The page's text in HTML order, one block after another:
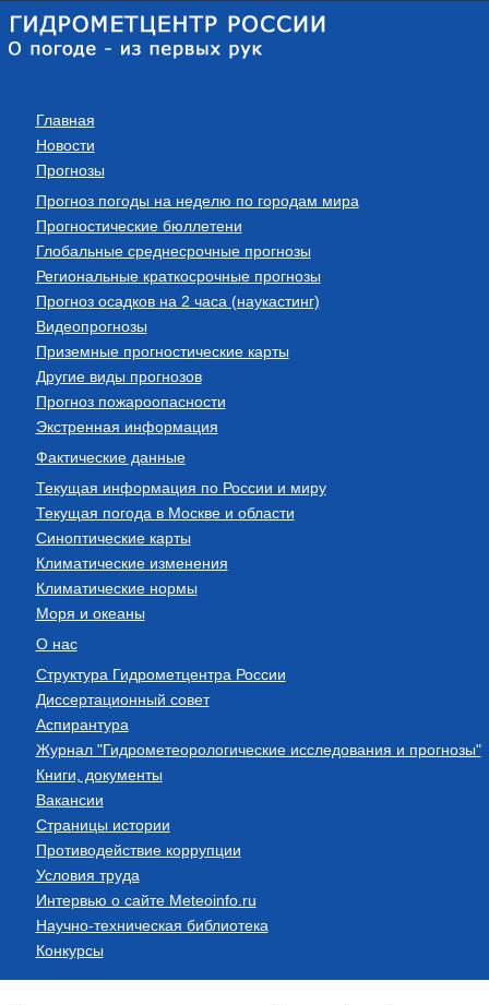
Главная
Новости
Прогнозы
Прогноз погоды на неделю по городам мира
Прогностические бюллетени
Глобальные среднесрочные прогнозы
Региональные краткосрочные прогнозы
Прогноз осадков на 2 часа (наукастинг)
Видеопрогнозы
Приземные прогностические карты
Другие виды прогнозов
Прогноз пожароопасности
Экстренная информация
Фактические данные
Текущая информация по России и миру
Текущая погода в Москве и области
Синоптические карты
Климатические изменения
Климатические нормы
Моря и океаны
О нас
Структура Гидрометцентра России
Диссертационный совет
Аспирантура
Журнал "Гидрометеорологические исследования и прогнозы"
Книги, документы
Вакансии
Страницы истории
Противодействие коррупции
Условия труда
Интервью о сайте Meteoinfo.ru
Научно-техническая библиотека
Конкурсы